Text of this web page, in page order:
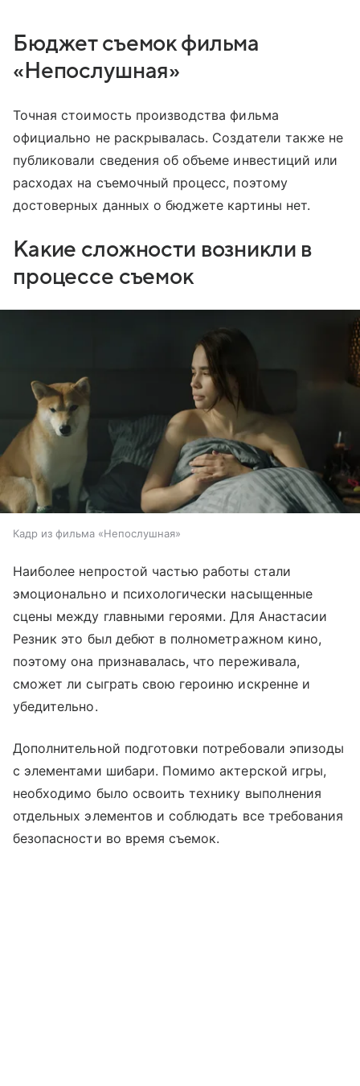
Бюджет съемок фильма
«Непослушная»
Точная стоимость производства фильма
официально не раскрывалась. Создатели также не
публиковали сведения об объеме инвестиций или
расходах на съемочный процесс, поэтому
достоверных данных о бюджете картины нет.
Какие сложности возникли в
процессе съемок
Кадр из фильма «Непослушная»
Наиболее непростой частью работы стали
эмоционально и психологически насыщенные
сцены между главными героями. Для Анастасии
Резник это был дебют в полнометражном кино,
поэтому она признавалась, что переживала,
сможет ли сыграть свою героиню искренне и
убедительно.
Дополнительной подготовки потребовали эпизоды
с элементами шибари. Помимо актерской игры,
необходимо было освоить технику выполнения
отдельных элементов и соблюдать все требования
безопасности во время съемок.